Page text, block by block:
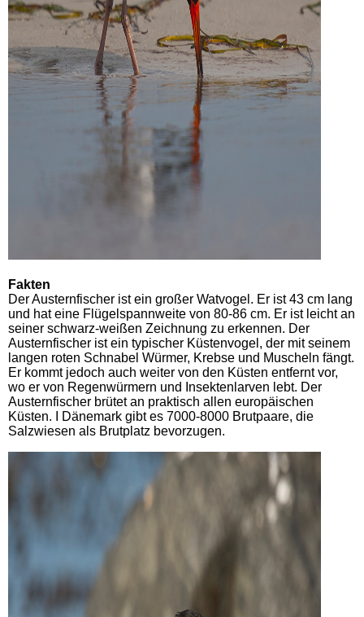
Fakten
Der Austernfischer ist ein großer Watvogel. Er ist 43 cm lang
und hat eine Flügelspannweite von 80-86 cm. Er ist leicht an
seiner schwarz-weißen Zeichnung zu erkennen. Der
Austernfischer ist ein typischer Küstenvogel, der mit seinem
langen roten Schnabel Würmer, Krebse und Muscheln fängt.
Er kommt jedoch auch weiter von den Küsten entfernt vor,
wo er von Regenwürmern und Insektenlarven lebt. Der
Austernfischer brütet an praktisch allen europäischen
Küsten. I Dänemark gibt es 7000-8000 Brutpaare, die
Salzwiesen als Brutplatz bevorzugen.